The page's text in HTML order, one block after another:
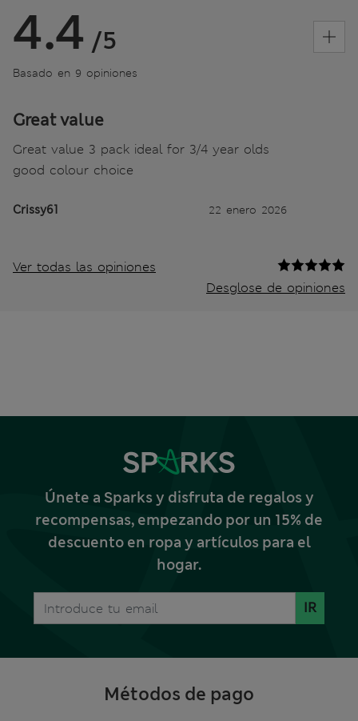
4.4 /5
Basado en 9 opiniones
Great value
Great value 3 pack ideal for 3/4 year olds
good colour choice
Crissy61 22 enero 2026
Ver todas las opiniones
Desglose de opiniones
Únete a Sparks y disfruta de regalos y
recompensas, empezando por un 15% de
descuento en ropa y artículos para el
hogar.
IR
Métodos de pago